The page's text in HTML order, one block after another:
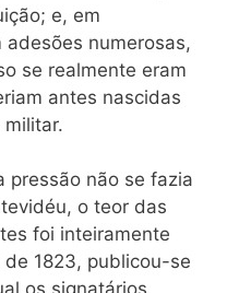
e, em
adesões numerosas,
se realmente eram
antes nascidas
pressão não se fazia
o teor das
foi inteiramente
1823, publicou-se
os signatários